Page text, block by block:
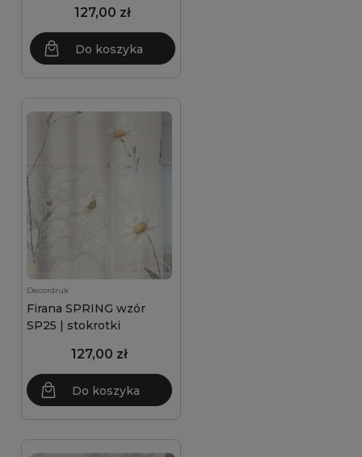
127,00 zł
Do koszyka
Decordruk
Firana SPRING wzór
SP25 | stokrotki
127,00 zł
Do koszyka